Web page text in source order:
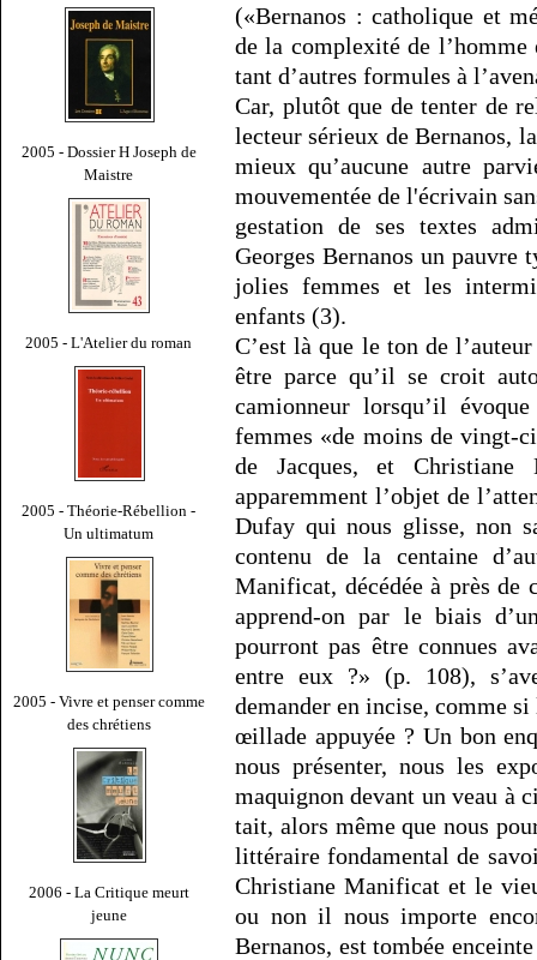
2005 - Dossier H Joseph de
Maistre
2005 - L'Atelier du roman
2005 - Théorie-Rébellion -
Un ultimatum
2005 - Vivre et penser comme
des chrétiens
2006 - La Critique meurt
jeune
(«Bernanos : catholique et
de la complexité de
tant d’autres formules à
Car, plutôt que de tenter de
lecteur sérieux de Bernanos,
mieux qu’aucune autre
mouvementée de l'écrivain
gestation de ses textes
Georges Bernanos un pauvre
jolies femmes et les
enfants (3).
C’est là que le ton de
être parce qu’il se croit
camionneur lorsqu’il
femmes «de moins de vingt-
de Jacques, et
apparemment l’objet de
Dufay qui nous glisse, non
contenu de la centaine
Manificat, décédée à près de
apprend-on par le biais
pourront pas être connues
entre eux ?» (p. 108),
demander en incise, comme
œillade appuyée ? Un bon
nous présenter, nous les
maquignon devant un veau à
tait, alors même que nous
littéraire fondamental de
Christiane Manificat et le
ou non il nous importe
Bernanos, est tombée